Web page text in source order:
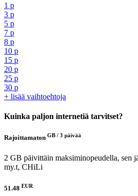
1 p
3 p
5 p
7 p
8 p
10 p
15 p
20 p
25 p
30 p
+ lisää vaihtoehtoja
Kuinka paljon internetiä tarvitset?
Rajoittamaton GB / 3 päivää
2 GB päivittäin maksiminopeudella, sen
my.t, CHiLi
51.48 EUR